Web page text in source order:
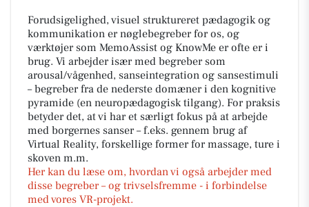
Forudsigelighed, visuel struktureret pædagogik og
kommunikation er nøglebegreber for os, og
værktøjer som MemoAssist og KnowMe er ofte er i
brug. Vi arbejder især med begreber som
arousal/vågenhed, sanseintegration og sansestimuli
– begreber fra de nederste domæner i den kognitive
pyramide (en neuropædagogisk tilgang). For praksis
betyder det, at vi har et særligt fokus på at arbejde
med borgernes sanser – f.eks. gennem brug af
Virtual Reality, forskellige former for massage, ture i
skoven m.m.
Her kan du læse om, hvordan vi også arbejder med
disse begreber – og trivselsfremme - i forbindelse
med vores VR-projekt.